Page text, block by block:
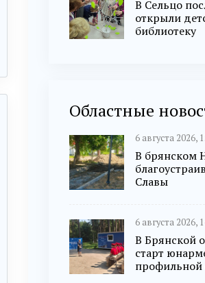
В Сельцо
открыли
библиотеку
Областные
6 августа 2026,
В брянском
Славы
6 августа 2026,
В Брянской
старт
профильной